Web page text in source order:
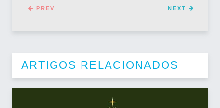
NEXT
PREV
ARTIGOS RELACIONADOS